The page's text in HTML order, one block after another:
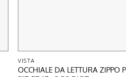
VISTA
OCCHIALE DA LETTURA ZIPPO